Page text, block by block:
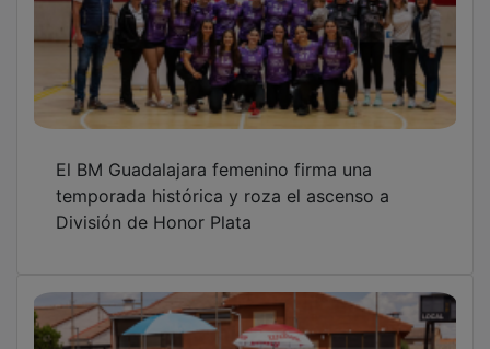
temporada histórica y roza el ascenso a
División de Honor Plata